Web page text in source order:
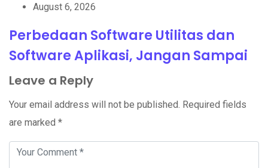
August 6, 2026
Perbedaan Software Utilitas dan
Software Aplikasi, Jangan Sampai
Leave a Reply
Your email address will not be published. Required fields
are marked *